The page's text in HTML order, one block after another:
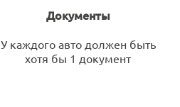
Документы
У каждого авто должен быть
хотя бы 1 документ